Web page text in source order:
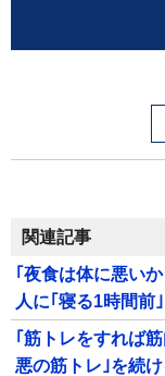
関連記事
｢夜食は体に悪い
人に｢寝る1時間前
｢筋トレをすれば
悪の筋トレ｣を続